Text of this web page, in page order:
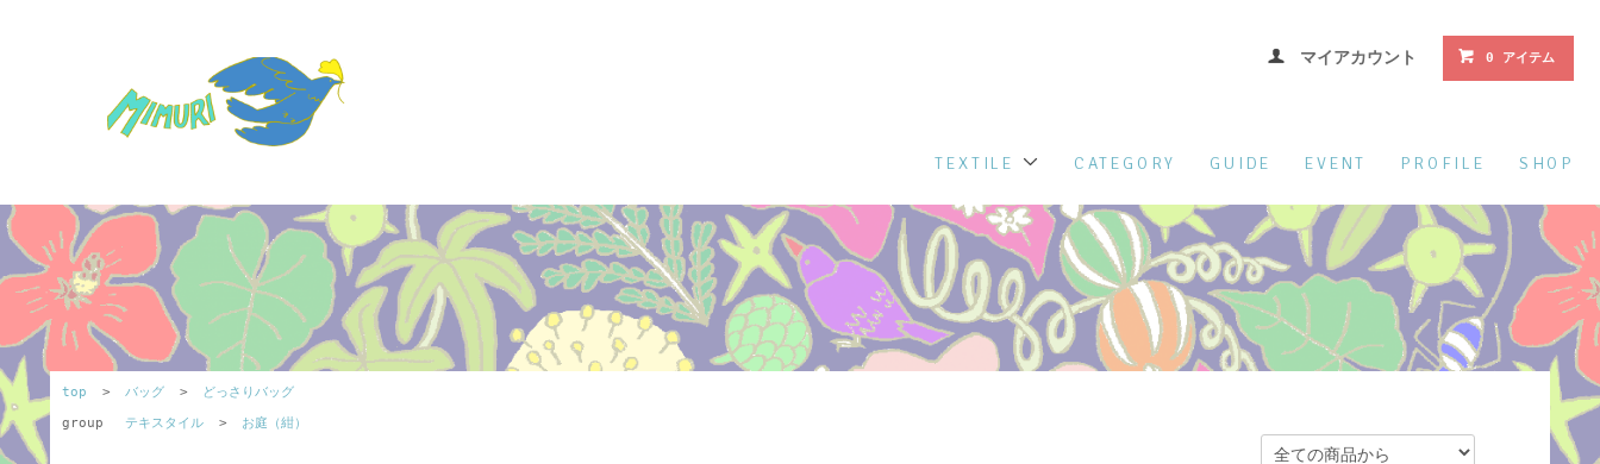
マイアカウント 0 アイテム
SHOP
PROFILE
EVENT
GUIDE
CATEGORY
TEXTILE
top > バッグ >
どっさりバッグ
group
テキスタイル > お庭（紺）